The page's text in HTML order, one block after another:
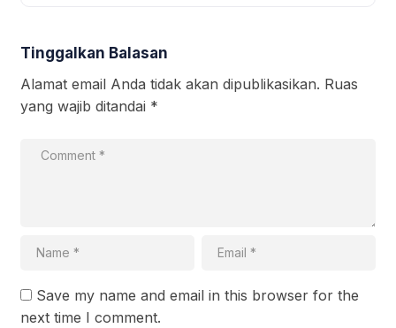
Tinggalkan Balasan
Alamat email Anda tidak akan dipublikasikan. Ruas
yang wajib ditandai *
Save my name and email in this browser for the
next time I comment.